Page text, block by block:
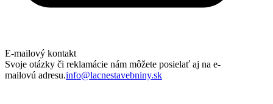
E-mailový kontakt
Svoje otázky či reklamácie nám môžete posielať aj na e-
mailovú adresu.info@lacnestavebniny.sk